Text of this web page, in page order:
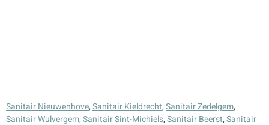
Sanitair Nieuwenhove,Sanitair Kieldrecht,Sanitair Zedelgem,
Sanitair Wulvergem,Sanitair Sint-Michiels,Sanitair Beerst,Sanitair